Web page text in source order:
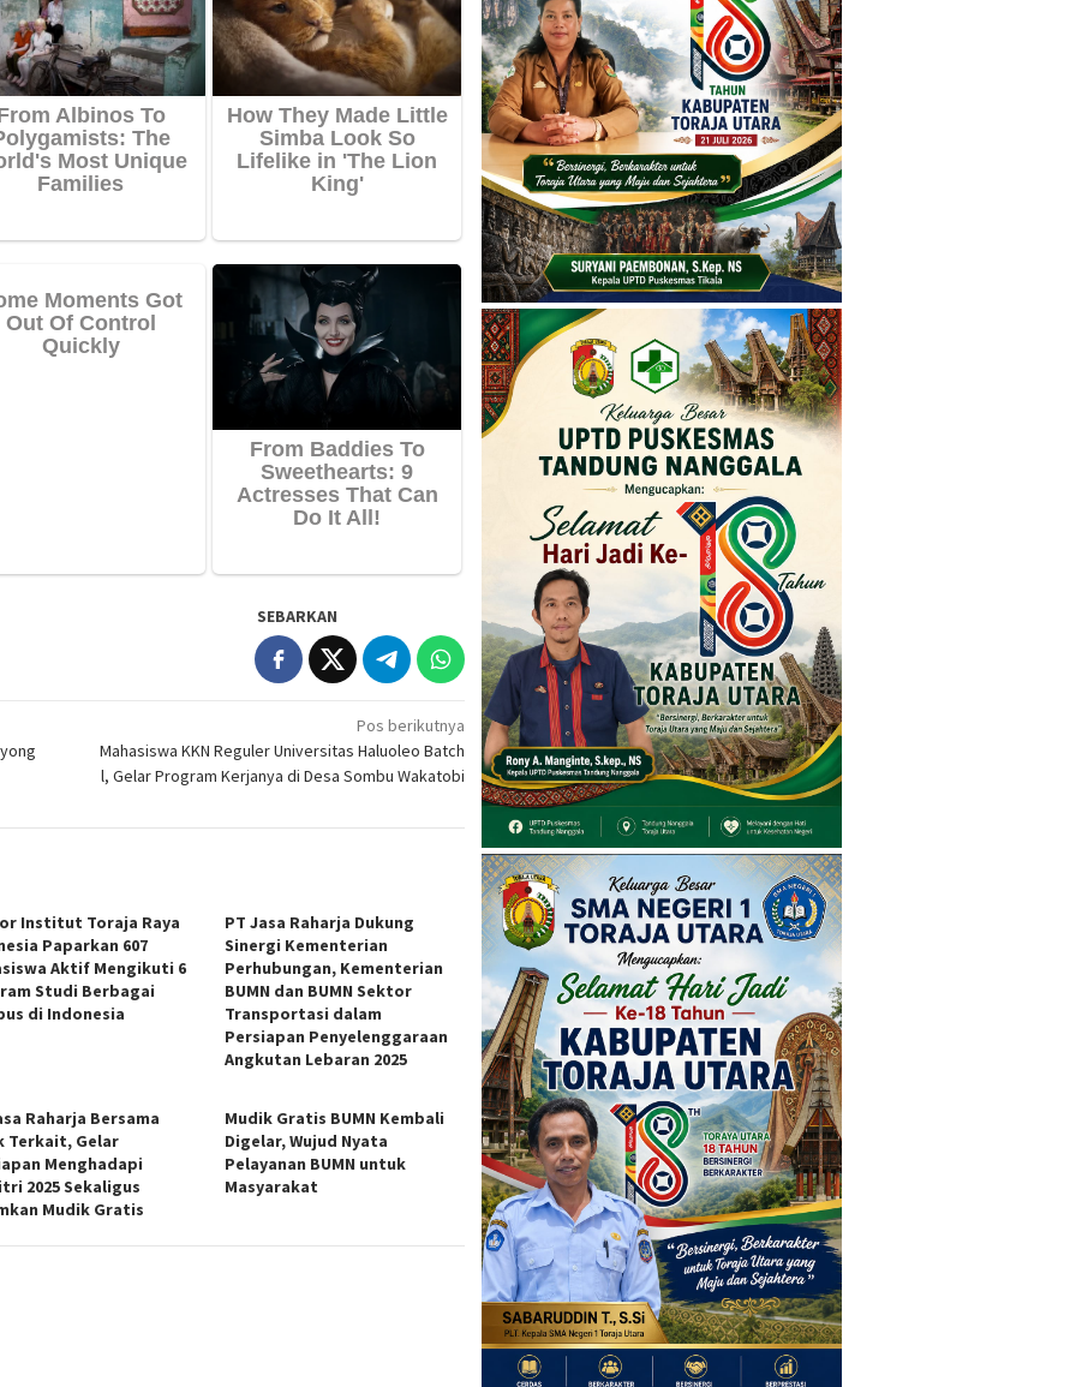
SEBARKAN
Pos berikutnya
Mahasiswa KKN Reguler Universitas Haluoleo Batch
l, Gelar Program Kerjanya di Desa Sombu Wakatobi
Institut Toraja Raya
Paparkan 607
Aktif Mengikuti 6
Studi Berbagai
di Indonesia
PT Jasa Raharja Dukung
Sinergi Kementerian
Perhubungan, Kementerian
BUMN dan BUMN Sektor
Transportasi dalam
Persiapan Penyelenggaraan
Angkutan Lebaran 2025
Raharja Bersama
Terkait, Gelar
Menghadapi
2025 Sekaligus
Mudik Gratis
Mudik Gratis BUMN Kembali
Digelar, Wujud Nyata
Pelayanan BUMN untuk
Masyarakat